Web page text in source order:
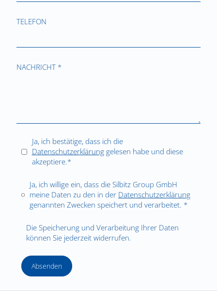
TELEFON
NACHRICHT *
Ja, ich bestätige, dass ich die
Datenschutzerklärunggelesen habe und diese
akzeptiere.*
Ja, ich willige ein, dass die Silbitz Group GmbH
meine Daten zu den in der Datenschutzerklärung
genannten Zwecken speichert und verarbeitet. *
Die Speicherung und Verarbeitung Ihrer Daten
können Sie jederzeit widerrufen.
Absenden